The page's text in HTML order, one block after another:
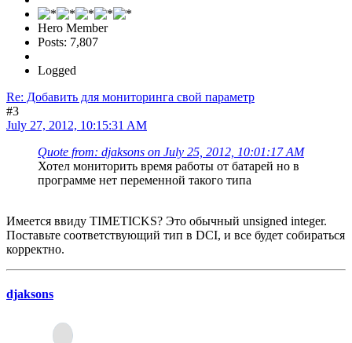
Hero Member
Posts: 7,807
Logged
Re: Добавить для мониторинга свой параметр
#3
July 27, 2012, 10:15:31 AM
Quote from: djaksons on July 25, 2012, 10:01:17 AM
Хотел мониторить время работы от батарей но в
программе нет переменной такого типа
Имеется ввиду TIMETICKS? Это обычный unsigned integer.
Поставьте соответствующий тип в DCI, и все будет собираться
корректно.
djaksons